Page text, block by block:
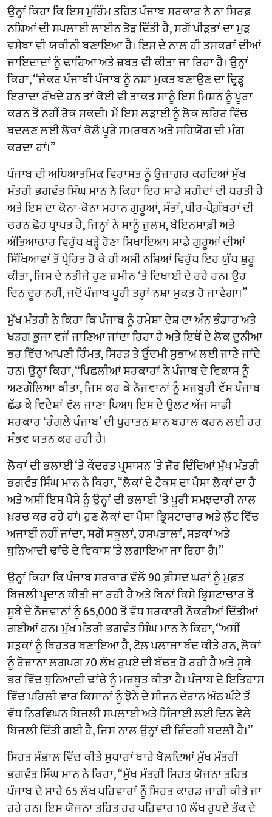
ਉਨ੍ਹਾਂ ਕਿਹਾ ਕਿ ਇਸ ਮੁਹਿੰਮ ਤਹਿਤ ਪੰਜਾਬ ਸਰਕਾਰ ਨੇ ਨਾ ਸਿਰਫ਼
ਨਸ਼ਿਆਂ ਦੀ ਸਪਲਾਈ ਲਾਈਨ ਤੋੜ ਦਿੱਤੀ ਹੈ, ਸਗੋਂ ਪੀੜਤਾਂ ਦਾ ਮੁੜ
ਵਸੇਬਾ ਵੀ ਯਕੀਨੀ ਬਣਾਇਆ ਹੈ। ਇਸ ਦੇ ਨਾਲ ਹੀ ਤਸਕਰਾਂ ਦੀਆਂ
ਜਾਇਦਾਦਾਂ ਨੂੰ ਢਾਹਿਆ ਅਤੇ ਜ਼ਬਤ ਵੀ ਕੀਤਾ ਜਾ ਰਿਹਾ ਹੈ। ਉਨ੍ਹਾਂ
ਕਿਹਾ, “ਜੇਕਰ ਪੰਜਾਬੀ ਪੰਜਾਬ ਨੂੰ ਨਸ਼ਾ ਮੁਕਤ ਬਣਾਉਣ ਦਾ ਦ੍ਰਿੜ੍ਹ
ਇਰਾਦਾ ਰੱਖਦੇ ਹਨ ਤਾਂ ਕੋਈ ਵੀ ਤਾਕਤ ਸਾਨੂੰ ਇਸ ਮਿਸ਼ਨ ਨੂੰ ਪੂਰਾ
ਕਰਨ ਤੋਂ ਨਹੀਂ ਰੋਕ ਸਕਦੀ। ਮੈਂ ਇਸ ਲੜਾਈ ਨੂੰ ਲੋਕ ਲਹਿਰ ਵਿੱਚ
ਬਦਲਣ ਲਈ ਲੋਕਾਂ ਕੋਲੋਂ ਪੂਰੇ ਸਮਰਥਨ ਅਤੇ ਸਹਿਯੋਗ ਦੀ ਮੰਗ
ਕਰਦਾ ਹਾਂ।”
ਪੰਜਾਬ ਦੀ ਅਧਿਆਤਮਿਕ ਵਿਰਾਸਤ ਨੂੰ ਉਜਾਗਰ ਕਰਦਿਆਂ ਮੁੱਖ
ਮੰਤਰੀ ਭਗਵੰਤ ਸਿੰਘ ਮਾਨ ਨੇ ਕਿਹਾ ਇਹ ਸਾਡੇ ਸ਼ਹੀਦਾਂ ਦੀ ਧਰਤੀ ਹੈ
ਅਤੇ ਇਸ ਦਾ ਕੋਨਾ-ਕੋਨਾ ਮਹਾਨ ਗੁਰੂਆਂ, ਸੰਤਾਂ, ਪੀਰ-ਪੈਗ਼ੰਬਰਾਂ ਦੀ
ਚਰਨ ਛੋਹ ਪ੍ਰਾਪਤ ਹੈ, ਜਿਨ੍ਹਾਂ ਨੇ ਸਾਨੂੰ ਜ਼ੁਲਮ, ਬੇਇਨਸਾਫ਼ੀ ਅਤੇ
ਅੱਤਿਆਚਾਰ ਵਿਰੁੱਧ ਖੜ੍ਹੇ ਹੋਣਾ ਸਿਖਾਇਆ। ਸਾਡੇ ਗੁਰੂਆਂ ਦੀਆਂ
ਸਿੱਖਿਆਵਾਂ ਤੋਂ ਪ੍ਰੇਰਿਤ ਹੋ ਕੇ ਹੀ ਅਸੀਂ ਨਸ਼ਿਆਂ ਵਿਰੁੱਧ ਇਹ ਯੁੱਧ ਸ਼ੁਰੂ
ਕੀਤਾ, ਜਿਸ ਦੇ ਨਤੀਜੇ ਹੁਣ ਜ਼ਮੀਨ ‘ਤੇ ਦਿਖਾਈ ਦੇ ਰਹੇ ਹਨ। ਉਹ
ਦਿਨ ਦੂਰ ਨਹੀਂ, ਜਦੋਂ ਪੰਜਾਬ ਪੂਰੀ ਤਰ੍ਹਾਂ ਨਸ਼ਾ ਮੁਕਤ ਹੋ ਜਾਵੇਗਾ।”
ਮੁੱਖ ਮੰਤਰੀ ਨੇ ਕਿਹਾ ਕਿ ਪੰਜਾਬ ਨੂੰ ਹਮੇਸ਼ਾ ਦੇਸ਼ ਦਾ ਅੰਨ ਭੰਡਾਰ ਅਤੇ
ਖੜਗ ਭੁਜਾ ਵਜੋਂ ਜਾਣਿਆ ਜਾਂਦਾ ਰਿਹਾ ਹੈ ਅਤੇ ਇਥੋਂ ਦੇ ਲੋਕ ਦੁਨੀਆ
ਭਰ ਵਿੱਚ ਆਪਣੀ ਹਿੰਮਤ, ਸਿਰੜ ਤੇ ਉੱਦਮੀ ਸੁਭਾਅ ਲਈ ਜਾਣੇ ਜਾਂਦੇ
ਹਨ। ਉਨ੍ਹਾਂ ਕਿਹਾ, “ਪਿਛਲੀਆਂ ਸਰਕਾਰਾਂ ਨੇ ਪੰਜਾਬ ਦੇ ਵਿਕਾਸ ਨੂੰ
ਅਣਗੌਲਿਆ ਕੀਤਾ, ਜਿਸ ਕਰ ਕੇ ਨੌਜਵਾਨਾਂ ਨੂੰ ਮਜਬੂਰੀ ਵੱਸ ਪੰਜਾਬ
ਛੱਡ ਕੇ ਵਿਦੇਸ਼ਾਂ ਵੱਲ ਜਾਣਾ ਪਿਆ। ਇਸ ਦੇ ਉਲਟ ਅੱਜ ਸਾਡੀ
ਸਰਕਾਰ ‘ਰੰਗਲੇ ਪੰਜਾਬ’ ਦੀ ਪੁਰਾਤਨ ਸ਼ਾਨ ਬਹਾਲ ਕਰਨ ਲਈ ਹਰ
ਸੰਭਵ ਯਤਨ ਕਰ ਰਹੀ ਹੈ।
ਲੋਕਾਂ ਦੀ ਭਲਾਈ ‘ਤੇ ਕੇਂਦਰਤ ਪ੍ਰਸ਼ਾਸਨ ‘ਤੇ ਜ਼ੋਰ ਦਿੰਦਿਆਂ ਮੁੱਖ ਮੰਤਰੀ
ਭਗਵੰਤ ਸਿੰਘ ਮਾਨ ਨੇ ਕਿਹਾ, “ਲੋਕਾਂ ਦੇ ਟੈਕਸ ਦਾ ਪੈਸਾ ਲੋਕਾਂ ਦਾ ਹੈ
ਅਤੇ ਅਸੀਂ ਇਸ ਪੈਸੇ ਨੂੰ ਉਨ੍ਹਾਂ ਦੀ ਭਲਾਈ ‘ਤੇ ਪੂਰੀ ਸਮਝਦਾਰੀ ਨਾਲ
ਖ਼ਰਚ ਕਰ ਰਹੇ ਹਾਂ। ਹੁਣ ਲੋਕਾਂ ਦਾ ਪੈਸਾ ਭ੍ਰਿਸ਼ਟਾਚਾਰ ਅਤੇ ਲੁੱਟ ਵਿੱਚ
ਅਜਾਈਂ ਨਹੀਂ ਜਾਂਦਾ, ਸਗੋਂ ਸਕੂਲਾਂ, ਹਸਪਤਾਲਾਂ, ਸੜਕਾਂ ਅਤੇ
ਬੁਨਿਆਦੀ ਢਾਂਚੇ ਦੇ ਵਿਕਾਸ ‘ਤੇ ਲਗਾਇਆ ਜਾ ਰਿਹਾ ਹੈ।”
ਉਨ੍ਹਾਂ ਕਿਹਾ ਕਿ ਪੰਜਾਬ ਸਰਕਾਰ ਵੱਲੋਂ 90 ਫ਼ੀਸਦ ਘਰਾਂ ਨੂੰ ਮੁਫ਼ਤ
ਬਿਜਲੀ ਪ੍ਰਦਾਨ ਕੀਤੀ ਜਾ ਰਹੀ ਹੈ ਅਤੇ ਬਿਨਾਂ ਕਿਸੇ ਭ੍ਰਿਸ਼ਟਾਚਾਰ ਤੋਂ
ਸੂਬੇ ਦੇ ਨੌਜਵਾਨਾਂ ਨੂੰ 65,000 ਤੋਂ ਵੱਧ ਸਰਕਾਰੀ ਨੌਕਰੀਆਂ ਦਿੱਤੀਆਂ
ਗਈਆਂ ਹਨ। ਮੁੱਖ ਮੰਤਰੀ ਭਗਵੰਤ ਸਿੰਘ ਮਾਨ ਨੇ ਕਿਹਾ, “ਅਸੀਂ
ਸੜਕਾਂ ਨੂੰ ਬਿਹਤਰ ਬਣਾਇਆ ਹੈ, ਟੋਲ ਪਲਾਜ਼ਾ ਬੰਦ ਕੀਤੇ ਹਨ, ਲੋਕਾਂ
ਨੂੰ ਰੋਜ਼ਾਨਾ ਲਗਪਗ 70 ਲੱਖ ਰੁਪਏ ਦੀ ਬੱਚਤ ਹੋ ਰਹੀ ਹੈ ਅਤੇ ਸੂਬੇ
ਭਰ ਵਿੱਚ ਬੁਨਿਆਦੀ ਢਾਂਚੇ ਨੂੰ ਮਜ਼ਬੂਤ ਕੀਤਾ ਹੈ। ਪੰਜਾਬ ਦੇ ਇਤਿਹਾਸ
ਵਿੱਚ ਪਹਿਲੀ ਵਾਰ ਕਿਸਾਨਾਂ ਨੂੰ ਝੋਨੇ ਦੇ ਸੀਜ਼ਨ ਦੌਰਾਨ ਅੱਠ ਘੰਟੇ ਤੋਂ
ਵੱਧ ਨਿਰਵਿਘਨ ਬਿਜਲੀ ਸਪਲਾਈ ਅਤੇ ਸਿੰਜਾਈ ਲਈ ਦਿਨ ਵੇਲੇ
ਬਿਜਲੀ ਦਿੱਤੀ ਗਈ ਹੈ, ਜਿਸ ਨਾਲ ਉਨ੍ਹਾਂ ਦੀ ਜ਼ਿੰਦਗੀ ਬਦਲੀ ਹੈ।”
ਸਿਹਤ ਸੰਭਾਲ ਵਿੱਚ ਕੀਤੇ ਸੁਧਾਰਾਂ ਬਾਰੇ ਬੋਲਦਿਆਂ ਮੁੱਖ ਮੰਤਰੀ
ਭਗਵੰਤ ਸਿੰਘ ਮਾਨ ਨੇ ਕਿਹਾ, “ਮੁੱਖ ਮੰਤਰੀ ਸਿਹਤ ਯੋਜਨਾ ਤਹਿਤ
ਪੰਜਾਬ ਦੇ ਸਾਰੇ 65 ਲੱਖ ਪਰਿਵਾਰਾਂ ਨੂੰ ਸਿਹਤ ਕਾਰਡ ਜਾਰੀ ਕੀਤੇ ਜਾ
ਰਹੇ ਹਨ। ਇਸ ਯੋਜਨਾ ਤਹਿਤ ਹਰ ਪਰਿਵਾਰ 10 ਲੱਖ ਰੁਪਏ ਤੱਕ ਦੇ